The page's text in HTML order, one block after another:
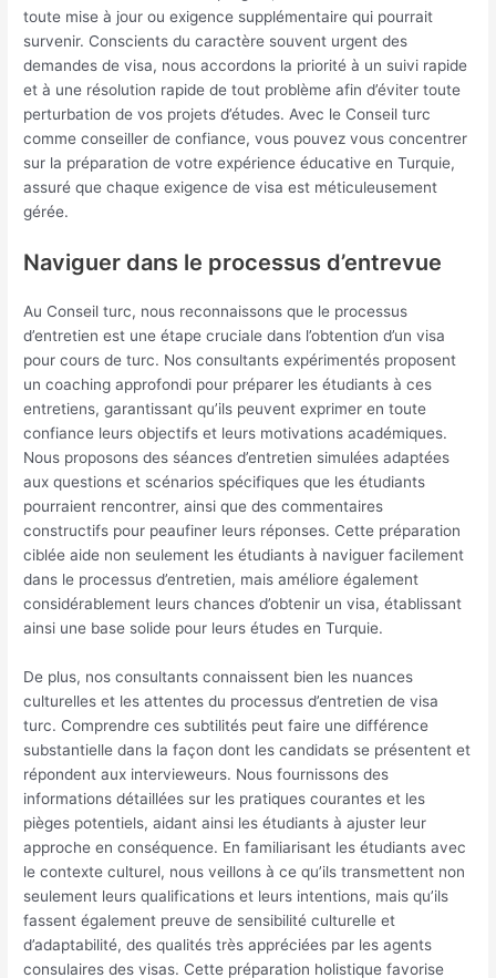
toute mise à jour ou exigence supplémentaire qui pourrait
survenir. Conscients du caractère souvent urgent des
demandes de visa, nous accordons la priorité à un suivi rapide
et à une résolution rapide de tout problème afin d’éviter toute
perturbation de vos projets d’études. Avec le Conseil turc
comme conseiller de confiance, vous pouvez vous concentrer
sur la préparation de votre expérience éducative en Turquie,
assuré que chaque exigence de visa est méticuleusement
gérée.
Naviguer dans le processus d’entrevue
Au Conseil turc, nous reconnaissons que le processus
d’entretien est une étape cruciale dans l’obtention d’un visa
pour cours de turc. Nos consultants expérimentés proposent
un coaching approfondi pour préparer les étudiants à ces
entretiens, garantissant qu’ils peuvent exprimer en toute
confiance leurs objectifs et leurs motivations académiques.
Nous proposons des séances d’entretien simulées adaptées
aux questions et scénarios spécifiques que les étudiants
pourraient rencontrer, ainsi que des commentaires
constructifs pour peaufiner leurs réponses. Cette préparation
ciblée aide non seulement les étudiants à naviguer facilement
dans le processus d’entretien, mais améliore également
considérablement leurs chances d’obtenir un visa, établissant
ainsi une base solide pour leurs études en Turquie.
De plus, nos consultants connaissent bien les nuances
culturelles et les attentes du processus d’entretien de visa
turc. Comprendre ces subtilités peut faire une différence
substantielle dans la façon dont les candidats se présentent et
répondent aux intervieweurs. Nous fournissons des
informations détaillées sur les pratiques courantes et les
pièges potentiels, aidant ainsi les étudiants à ajuster leur
approche en conséquence. En familiarisant les étudiants avec
le contexte culturel, nous veillons à ce qu’ils transmettent non
seulement leurs qualifications et leurs intentions, mais qu’ils
fassent également preuve de sensibilité culturelle et
d’adaptabilité, des qualités très appréciées par les agents
consulaires des visas. Cette préparation holistique favorise